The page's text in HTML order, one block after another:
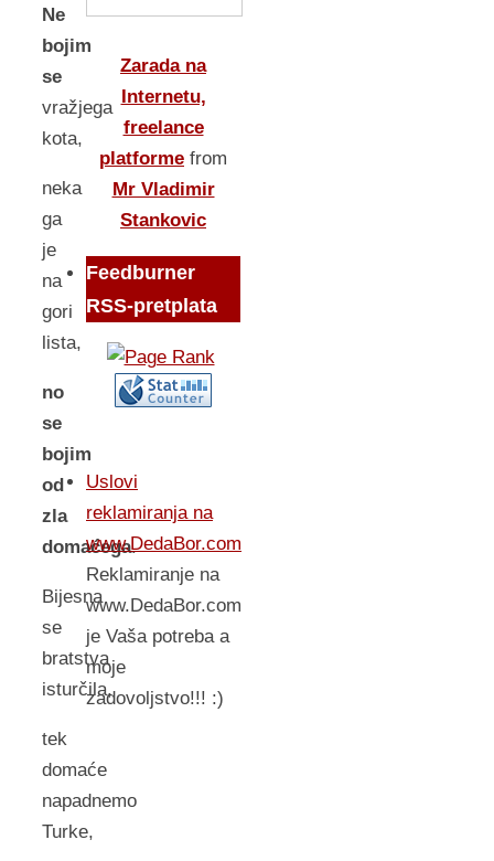
Ne
bojim
se
vražjega
kota,
neka
ga
je
na
gori
lista,
no
se
bojim
od
zla
domaćega.
Bijesna
se
bratstva
isturčila,
tek
domaće
napadnemo
Turke,
Zarada na
Internetu,
freelance
platforme from
Mr Vladimir
Stankovic
Feedburner
RSS-pretplata
Uslovi
reklamiranja na
www.DedaBor.com
Reklamiranje na
www.DedaBor.com
je Vaša potreba a
moje
zadovoljstvo!!! :)